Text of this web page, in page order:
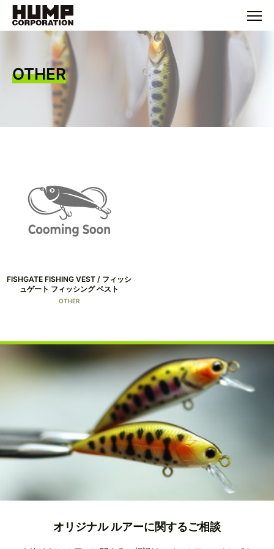
OTHER
FISHGATE FISHING VEST / フィッシ
ュゲート フィッシング ベスト
OTHER
オリジナル ルアーに関するご相談